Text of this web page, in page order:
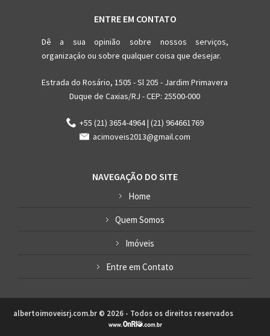
ENTRE EM CONTATO
Dê a sua opinião sobre nossos serviços,
organizaçáo ou sobre qualquer coisa que desejar.
Estrada do Rosário, 1505 - Sl 205 - Jardim Primavera
Duque de Caxias/RJ - CEP: 25500-000
+55 (21) 3654-4964 | (21) 964661769
acimoveis2013@gmail.com
NAVEGAÇÃO DO SITE
Home
Quem Somos
Imóveis
Entre em Contato
albertoimoveisrj.com.br © 2026 - Todos os direitos reservados